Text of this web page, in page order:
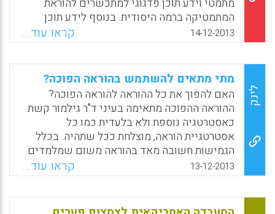
מתמטי וידע תוכן פדגוגי למתכשרים להוראת
המתמטיקה ברמה היסודית. בנוסף לידע תוכן
מתמטי ולידע תוכן פדגוגי, יש הסכמה על כך
שלמורי בית הספר היסודי צריך להיות מושג
כלשהו על דרכי החשיבה המתמטית של ילדים (
שלמה וינר).
WhatsApp
Facebook
Email
X
14-12-2013 קראו עוד...
לינק
מתי מתאים להשתמש בהוראה הפוכה?
האם להפוך את כל ההוראה להוראה הפוכה?
ההוראה ההפוכה מתאימה בעיני ד"ר גילמור קשת
כאסטרטגיה נוספת ולא בלעדית כמו כל
אסטרטגיית הוראה, מוצלחת ככל שתהיה. בכלל
הגמישות חשובה מאד בהוראה משום שמלמדים
נושאים שונים, פרקטיקות מגוונות ואוכלוסיות
תלמידים שונות. מעבר מלא להוראה הפוכה עשוי
להיתקל בקשיים, נא ראו את העדות של פול
אנדרסון, מורה לביולוגיה בעל אתר יוטיוב עשיר
13-12-2013 קראו עוד...